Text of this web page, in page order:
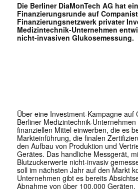
Die Berliner DiaMonTech AG hat
Finanzierungsrunde auf
Finanzierungsnetzwerk privater
Medizintechnik-Unternehmen
nicht-invasiven Glukosemessung.
Über eine Investment-Kampagne auf
Berliner Medizintechnik-
finanziellen Mittel einwerben, die es
Markteinführung, die finalen
den Aufbau von Produktion und
Gerätes. Das handliche Messgerät,
Blutzuckerwerte nicht-invasiv
soll im nächsten Jahr auf den Markt
Unternehmen gibt es bereits
Abnahme von über 100.000 Geräten.